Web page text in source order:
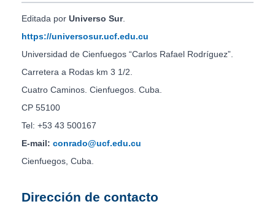
Editada por Universo Sur.
https://universosur.ucf.edu.cu
Universidad de Cienfuegos “Carlos Rafael Rodríguez”.
Carretera a Rodas km 3 1/2.
Cuatro Caminos. Cienfuegos. Cuba.
CP 55100
Tel: +53 43 500167
E-mail: conrado@ucf.edu.cu
Cienfuegos, Cuba.
Dirección de contacto